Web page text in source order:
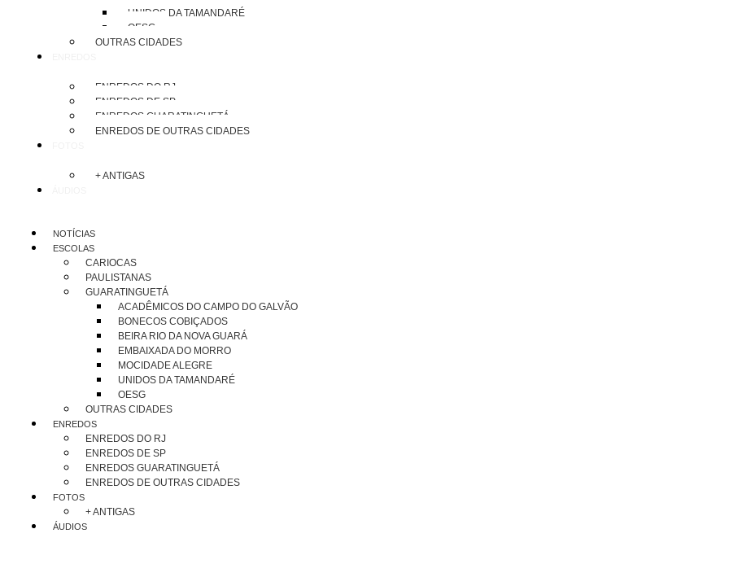
UNIDOS DA TAMANDARÉ
OESG
OUTRAS CIDADES
ENREDOS DO RJ
ENREDOS DE SP
ENREDOS GUARATINGUETÁ
ENREDOS DE OUTRAS CIDADES
+ ANTIGAS
NOTÍCIAS
ESCOLAS
CARIOCAS
PAULISTANAS
GUARATINGUETÁ
ACADÊMICOS DO CAMPO DO GALVÃO
BONECOS COBIÇADOS
BEIRA RIO DA NOVA GUARÁ
EMBAIXADA DO MORRO
MOCIDADE ALEGRE
UNIDOS DA TAMANDARÉ
OESG
OUTRAS CIDADES
ENREDOS
ENREDOS DO RJ
ENREDOS DE SP
ENREDOS GUARATINGUETÁ
ENREDOS DE OUTRAS CIDADES
FOTOS
+ ANTIGAS
ÁUDIOS